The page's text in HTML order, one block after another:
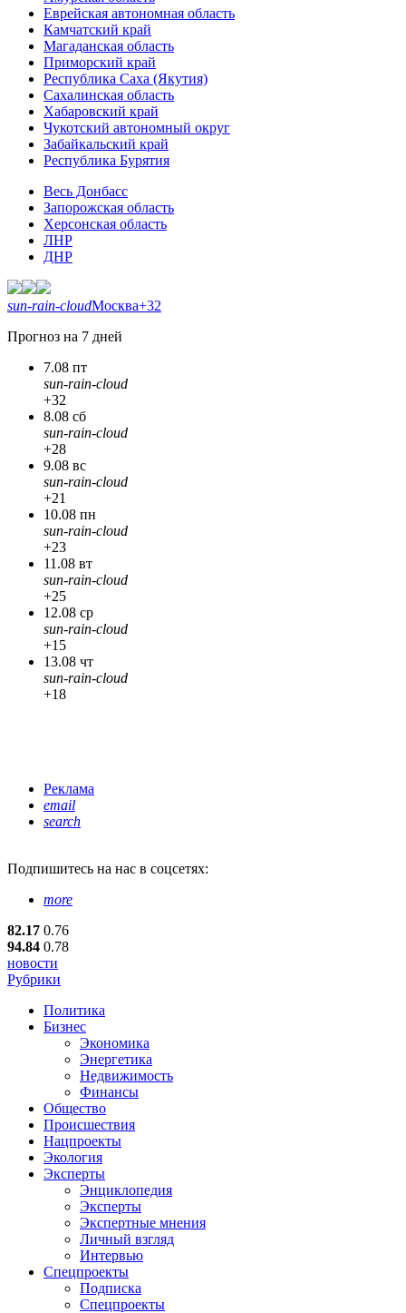
Еврейская автономная область
Камчатский край
Магаданская область
Приморский край
Республика Саха (Якутия)
Сахалинская область
Хабаровский край
Чукотский автономный округ
Забайкальский край
Республика Бурятия
Весь Донбасс
Запорожская область
Херсонская область
ЛНР
ДНР
sun-rain-cloudМосква+32
Прогноз на 7 дней
7.08 пт
sun-rain-cloud
+32
8.08 сб
sun-rain-cloud
+28
9.08 вс
sun-rain-cloud
+21
10.08 пн
sun-rain-cloud
+23
11.08 вт
sun-rain-cloud
+25
12.08 ср
sun-rain-cloud
+15
13.08 чт
sun-rain-cloud
+18
Реклама
email
search
Подпишитесь на нас в соцсетях:
more
82.17 0.76
94.84 0.78
новости
Рубрики
Политика
Бизнес
Экономика
Энергетика
Недвижимость
Финансы
Общество
Происшествия
Нацпроекты
Экология
Эксперты
Энциклопедия
Эксперты
Экспертные мнения
Личный взгляд
Интервью
Спецпроекты
Подписка
Спецпроекты